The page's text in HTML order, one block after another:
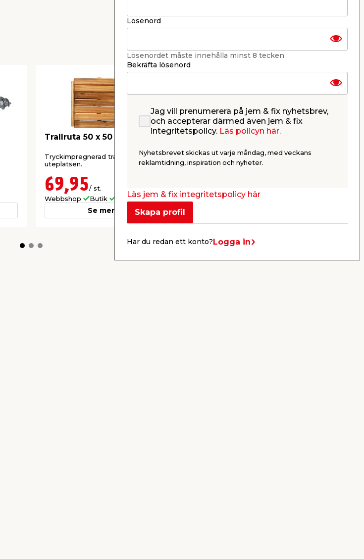
Trallruta 50 x 50 cm
Tryckimpregnerad trall för
uteplatsen.
69,95/ st.
Webbshop
Butik
Se mer
Vangstycke 2-steg 53 x 33
Galvaniserat.
Webbshop
Butik
Lösenord
Lösenordet måste innehålla minst 8 tecken
Bekräfta lösenord
Jag vill prenumerera på jem & fix nyhetsbrev,
och accepterar därmed även jem & fix
integritetspolicy. Läs policyn här.
Nyhetsbrevet skickas ut varje måndag, med veckans
reklamtidning, inspiration och nyheter.
Läs jem & fix integritetspolicy här
Skapa profil
Har du redan ett konto?Logga in